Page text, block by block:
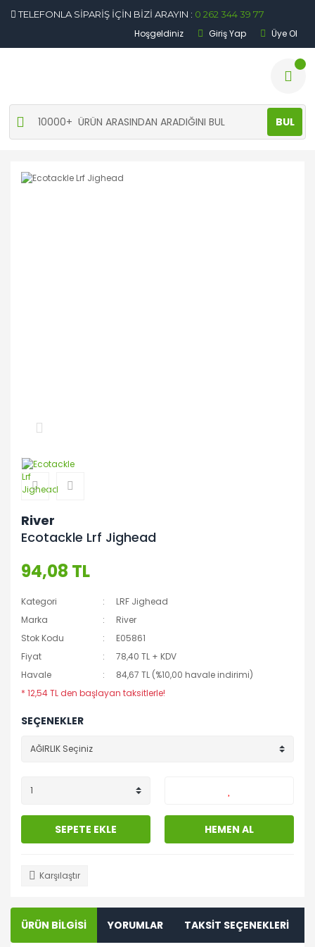
TELEFONLA SİPARİŞ İÇİN BİZİ ARAYIN : 0 262 344 39 77
Hoşgeldiniz Giriş Yap Üye Ol
BUL
River
Ecotackle Lrf Jighead
94,08 TL
Kategori
LRF Jighead
Marka
River
Stok Kodu
E05861
Fiyat
78,40 TL + KDV
Havale
84,67 TL (%10,00 havale indirimi)
* 12,54 TL den başlayan taksitlerle!
SEÇENEKLER
SEPETE EKLE HEMEN AL
Karşılaştır
ÜRÜN BİLGİSİ YORUMLAR TAKSİT SEÇENEKLERİ